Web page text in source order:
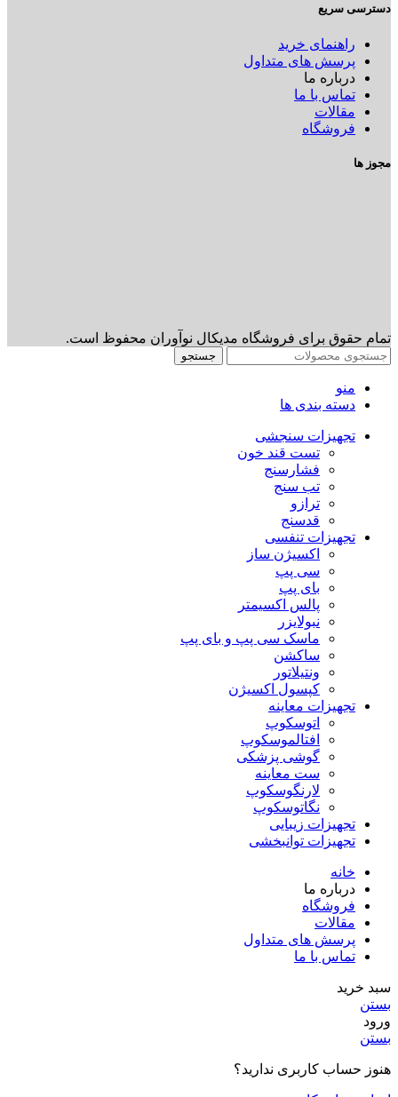
دسترسی سریع
راهنمای خرید
پرسش های متداول
درباره ما
تماس با ما
مقالات
فروشگاه
مجوز ها
تمام حقوق برای فروشگاه مدیکال نوآوران محفوظ است.
جستجو
منو
دسته بندی ها
تجهیزات سنجشی
تست قند خون
فشارسنج
تب سنج
ترازو
قدسنج
تجهیزات تنفسی
اکسیژن ساز
سی پپ
بای پپ
پالس اکسیمتر
نبولایزر
ماسک سی پپ و بای پپ
ساکشن
ونتیلاتور
کپسول اکسیژن
تجهیزات معاینه
اتوسکوپ
افتالموسکوپ
گوشی پزشکی
ست معاینه
لارنگوسکوپ
نگاتوسکوپ
تجهیزات زیبایی
تجهیزات توانبخشی
خانه
درباره ما
فروشگاه
مقالات
پرسش های متداول
تماس با ما
سبد خرید
بستن
ورود
بستن
هنوز حساب کاربری ندارید؟